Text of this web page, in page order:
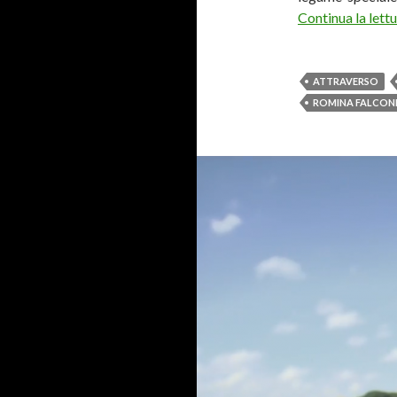
Continua la
ATTRAVERSO
ROMINA FALCONI